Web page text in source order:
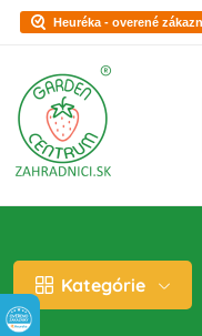
Heuréka - overené
Kategórie